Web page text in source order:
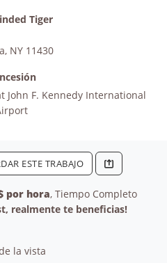
Tiger
, NY 11430
John F. Kennedy International
ESTE TRABAJO
por hora, Tiempo Completo
realmente te beneficias!
la vista